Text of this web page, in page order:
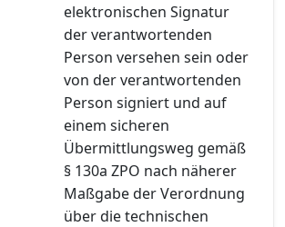
elektronischen Signatur
der verantwortenden
Person versehen sein oder
von der verantwortenden
Person signiert und auf
einem sicheren
Übermittlungsweg gemäß
§ 130a ZPO nach näherer
Maßgabe der Verordnung
über die technischen